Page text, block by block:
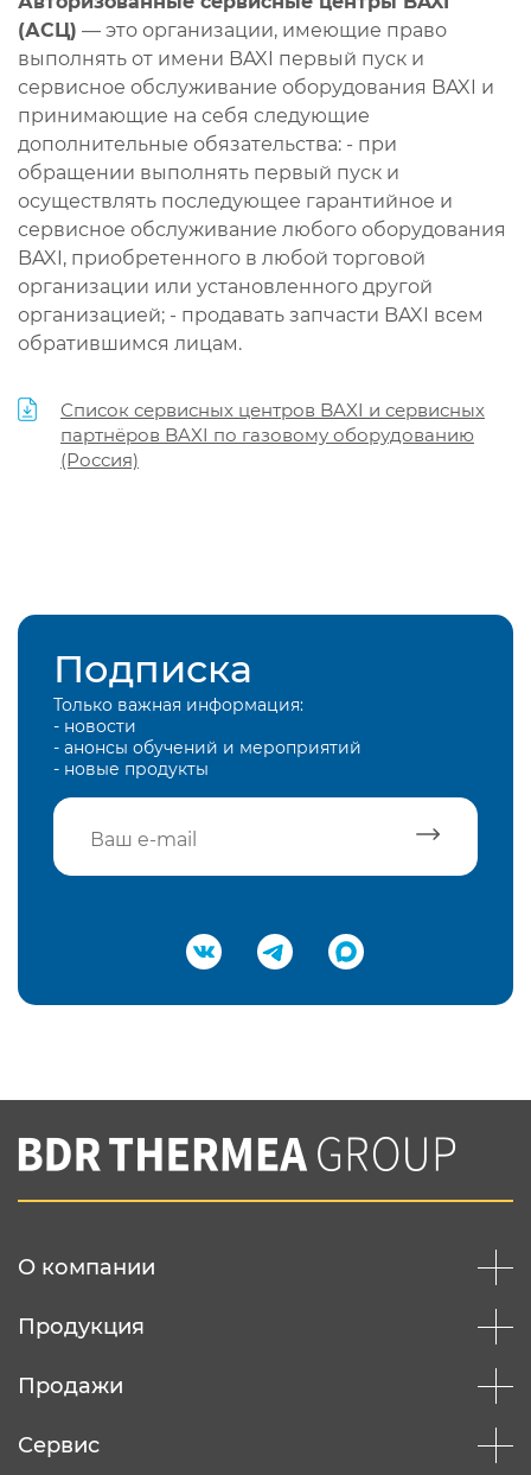
(АСЦ) — это организации, имеющие право
выполнять от имени BAXI первый пуск и
сервисное обслуживание оборудования BAXI и
принимающие на себя следующие
дополнительные обязательства: - при
обращении выполнять первый пуск и
осуществлять последующее гарантийное и
сервисное обслуживание любого оборудования
BAXI, приобретенного в любой торговой
организации или установленного другой
организацией; - продавать запчасти BAXI всем
обратившимся лицам.
Список сервисных центров BAXI и сервисных
партнёров BAXI по газовому оборудованию
(Россия)
Подписка
Только важная информация:
- новости
- анонсы обучений и мероприятий
- новые продукты
Подтвердить e-mail
Вы соглашаетесь с нашей политикой
конфеденциальности
О компании
Продукция
Продажи
Сервис